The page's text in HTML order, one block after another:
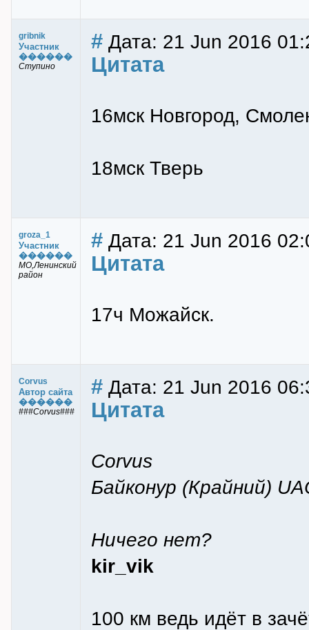
gribnik
Участник
������
Ступино
# Дата: 21 Jun 2016
Цитата
16мск Новгород,
18мск Тверь
groza_1
Участник
������
МО,Ленинский
район
# Дата: 21 Jun 2016
Цитата
17ч Можайск.
Corvus
Автор сайта
������
###Corvus###
# Дата: 21 Jun 2016
Цитата
Corvus
Байконур (Крайний)
Ничего нет?
kir_vik
100 км ведь идёт в